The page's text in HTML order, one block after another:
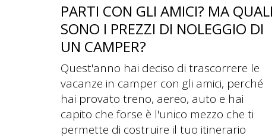
PARTI CON GLI AMICI? MA QUALI
SONO I PREZZI DI NOLEGGIO DI
UN CAMPER?
Quest'anno hai deciso di trascorrere le
vacanze in camper con gli amici, perché
hai provato treno, aereo, auto e hai
capito che forse è l'unico mezzo che ti
permette di costruire il tuo itinerario